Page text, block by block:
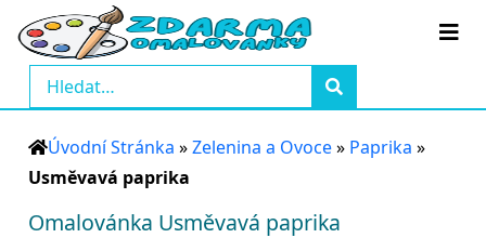
Úvodní Stránka »Zelenina a Ovoce» Paprika »
Usměvavá paprika
Omalovánka Usměvavá paprika